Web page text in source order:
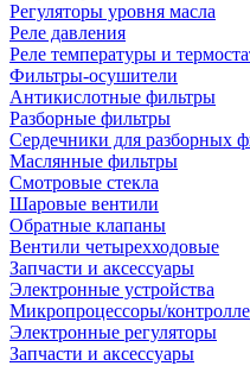
Регуляторы уровня масла
Реле давления
Реле температуры и
Фильтры-осушители
Антикислотные фильтры
Разборные фильтры
Сердечники для разборных
Маслянные фильтры
Смотровые стекла
Шаровые вентили
Обратные клапаны
Вентили четырехходовые
Запчасти и аксессуары
Электронные устройства
Микропроцессоры/
Электронные регуляторы
Запчасти и аксессуары